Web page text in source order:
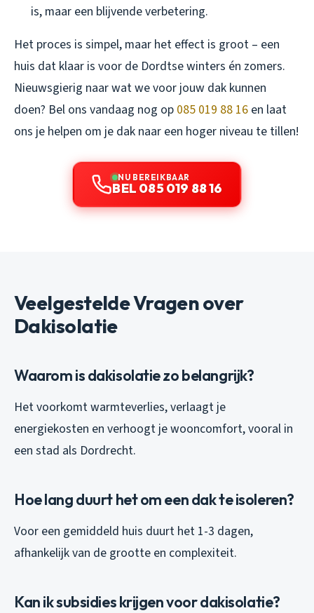
is, maar een blijvende verbetering.
Het proces is simpel, maar het effect is groot – een
huis dat klaar is voor de Dordtse winters én zomers.
Nieuwsgierig naar wat we voor jouw dak kunnen
doen? Bel ons vandaag nog op 085 019 88 16 en laat
ons je helpen om je dak naar een hoger niveau te tillen!
NU BEREIKBAAR
BEL 085 019 88 16
Veelgestelde Vragen over
Dakisolatie
Waarom is dakisolatie zo belangrijk?
Het voorkomt warmteverlies, verlaagt je
energiekosten en verhoogt je wooncomfort, vooral in
een stad als Dordrecht.
Hoe lang duurt het om een dak te isoleren?
Voor een gemiddeld huis duurt het 1-3 dagen,
afhankelijk van de grootte en complexiteit.
Kan ik subsidies krijgen voor dakisolatie?